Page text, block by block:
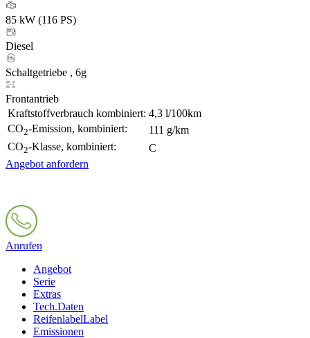
85 kW (116 PS)
Diesel
Schaltgetriebe , 6g
Frontantrieb
Kraftstoffverbrauch kombiniert: 4,3 l/100km
CO2-Emission, kombiniert:
111 g/km
CO2-Klasse, kombiniert:
C
Angebot anfordern
Anrufen
Angebot
Serie
Extras
Tech.Daten
ReifenlabelLabel
Emissionen